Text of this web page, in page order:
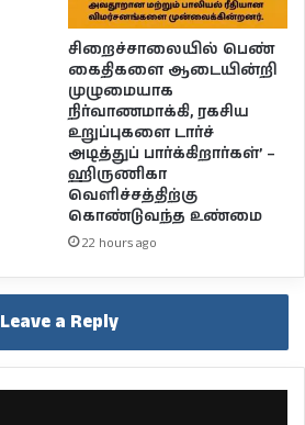
சிறைச்சாலையில் பெண்
கைதிகளை ஆடையின்றி
முழுமையாக
நிர்வாணமாக்கி, ரகசிய
உறுப்புகளை டார்ச்
அடித்துப் பார்க்கிறார்கள்’ –
ஹிருணிகா
வெளிச்சத்திற்கு
கொண்டுவந்த உண்மை
22 hours ago
Leave a Reply